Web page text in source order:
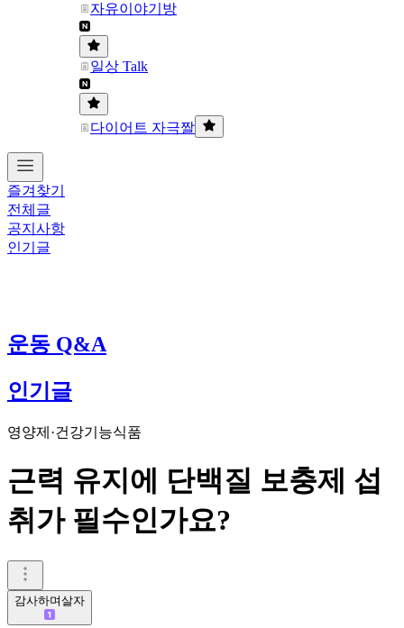
자유이야기방
일상 Talk
다이어트 자극짤
즐겨찾기
전체글
공지사항
인기글
운동 Q&A
인기글
영양제·건강기능식품
근력 유지에 단백질 보충제 섭
취가 필수인가요?
감사하며살자